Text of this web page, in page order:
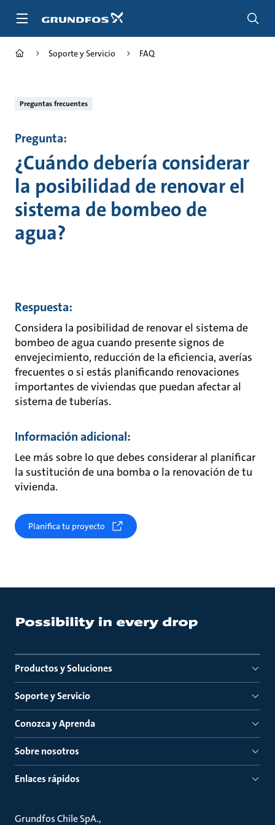
Soporte y Servicio FAQ
Preguntas frecuentes
Pregunta:
¿Cuándo debería considerar
la posibilidad de renovar el
sistema de bombeo de
agua?
Respuesta:
Considera la posibilidad de renovar el sistema de
bombeo de agua cuando presente signos de
envejecimiento, reducción de la eficiencia, averías
frecuentes o si estás planificando renovaciones
importantes de viviendas que puedan afectar al
sistema de tuberías.
Información adicional:
Lee más sobre lo que debes considerar al planificar
la sustitución de una bomba o la renovación de tu
vivienda.
Planifica tu proyecto
Productos y Soluciones
Soporte y Servicio
Conozca y Aprenda
Sobre nosotros
Enlaces rápidos
Grundfos Chile SpA.